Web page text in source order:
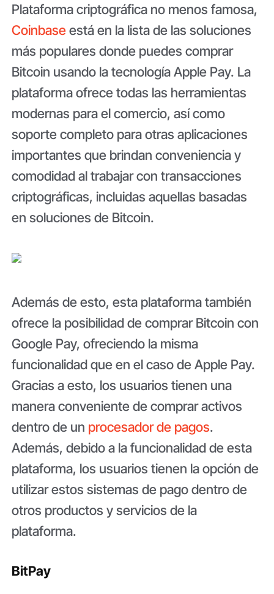
Plataforma criptográfica no menos famosa,
Coinbaseestá en la lista de las soluciones
más populares donde puedes comprar
Bitcoin usando la tecnología Apple Pay. La
plataforma ofrece todas las herramientas
modernas para el comercio, así como
soporte completo para otras aplicaciones
importantes que brindan conveniencia y
comodidad al trabajar con transacciones
criptográficas, incluidas aquellas basadas
en soluciones de Bitcoin.
Además de esto, esta plataforma también
ofrece la posibilidad de comprar Bitcoin con
Google Pay, ofreciendo la misma
funcionalidad que en el caso de Apple Pay.
Gracias a esto, los usuarios tienen una
manera conveniente de comprar activos
dentro de un procesador de pagos.
Además, debido a la funcionalidad de esta
plataforma, los usuarios tienen la opción de
utilizar estos sistemas de pago dentro de
otros productos y servicios de la
plataforma.
BitPay